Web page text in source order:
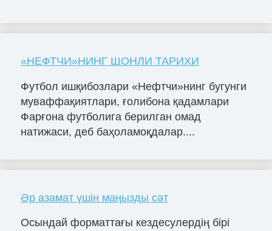
«НЕФТЧИ»НИНГ ШОНЛИ ТАРИХИ
Футбол ишқибозлари «Нефтчи»нинг бугунги
муваффақиятлари, ғолибона қадамлари
Фарғона футболига берилган омад
натижаси, деб баҳоламоқдалар....
Әр азамат үшін маңызды сәт
Осындай форматтағы кездесулердің бірі